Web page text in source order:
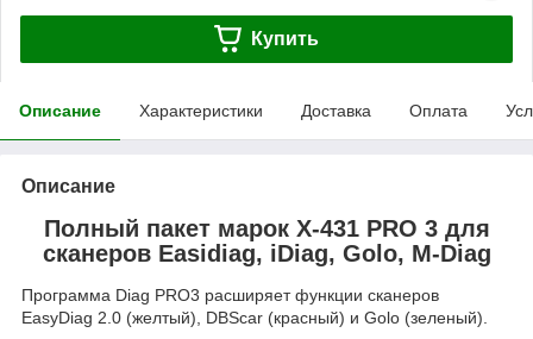
Купить
Описание Характеристики Доставка Оплата
Описание
Полный пакет марок X-431 PRO 3 для
сканеров Easidiag, iDiag, Golo, M-Diag
Программа Diag PRO3 расширяет функции сканеров
EasyDiag 2.0 (желтый), DBScar (красный) и Golo (зеленый).